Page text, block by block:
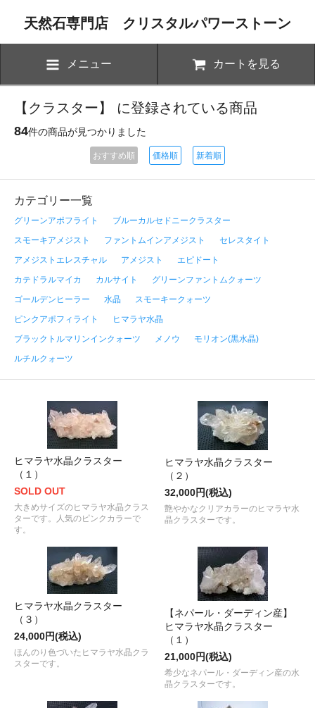
天然石専門店 クリスタルパワーストーン
メニュー カートを見る
【クラスター】 に登録されている商品
84件の商品が見つかりました
おすすめ順 価格順 新着順
カテゴリー一覧
グリーンアポフライト
ブルーカルセドニークラスター
スモーキアメジスト
ファントムインアメジスト
セレスタイト
アメジストエレスチャル
アメジスト
エピドート
カテドラルマイカ
カルサイト
グリーンファントムクォーツ
ゴールデンヒーラー
水晶
スモーキークォーツ
ピンクアポフィライト
ヒマラヤ水晶
ブラックトルマリンインクォーツ
メノウ
モリオン(黒水晶)
ルチルクォーツ
ヒマラヤ水晶クラスター
（１）
SOLD OUT
大きめサイズのヒマラヤ水晶クラス
ターです。人気のピンクカラーで
す。
ヒマラヤ水晶クラスター
（２）
32,000円(税込)
艶やかなクリアカラーのヒマラヤ水
晶クラスターです。
ヒマラヤ水晶クラスター
（３）
24,000円(税込)
ほんのり色づいたヒマラヤ水晶クラ
スターです。
【ネパール・ダーディン産】
ヒマラヤ水晶クラスター
（１）
21,000円(税込)
希少なネパール・ダーディン産の水
晶クラスターです。